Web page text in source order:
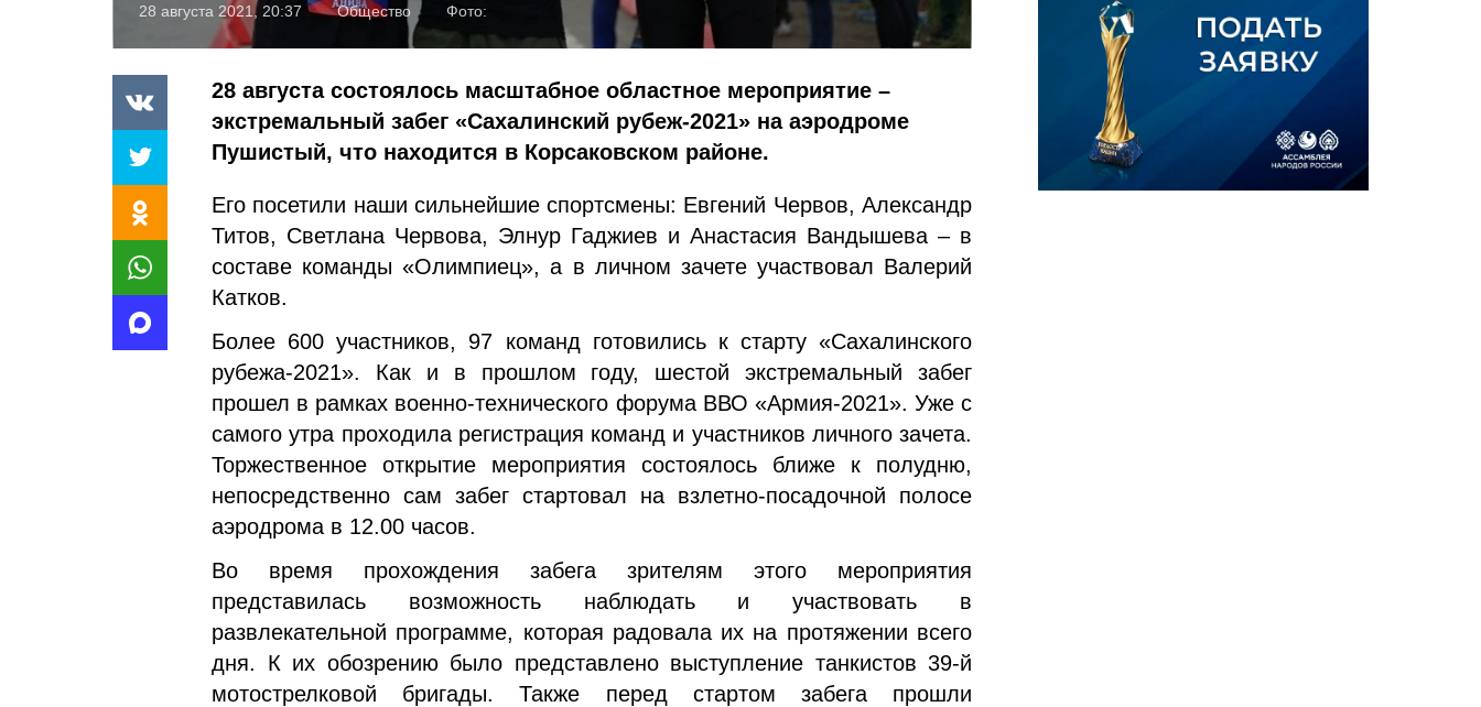
28 августа 2021, 20:37 Общество Фото:
28 августа состоялось масштаб­ное областное мероприятие –
экстремальный забег «Сахалинский ру­беж-2021» на аэродроме
Пушистый, что находится в Корсаковском районе.
Его посетили наши сильнейшие спортсмены: Евгений Червов, Александр
Титов, Светлана Червова, Элнур Гаджи­ев и Анастасия Вандышева – в
составе команды «Олимпиец», а в личном зачете участвовал Валерий
Катков.
Более 600 участников, 97 команд го­товились к старту «Сахалинского
рубе­жа-2021». Как и в прошлом году, шестой экстремальный забег
прошел в рамках военно-технического форума ВВО «Ар­мия-2021». Уже с
самого утра проходила регистрация команд и участников лично­го зачета.
Торжественное открытие ме­роприятия состоялось ближе к полудню,
непосредственно сам забег стартовал на взлетно-посадочной полосе
аэродрома в 12.00 часов.
Во время прохождения забега зрите­лям этого мероприятия
представилась возможность наблюдать и участвовать в
развлекательной программе, которая ра­довала их на протяжении всего
дня. К их обозрению было представлено выступле­ние танкистов 39-й
мотострелковой бри­гады. Также перед стартом забега прошли